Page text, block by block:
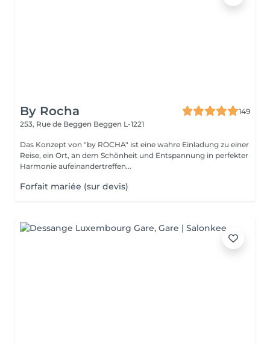
By Rocha
149
253, Rue de Beggen Beggen L-1221
Das Konzept von "by ROCHA" ist eine wahre Einladung zu einer
Reise, ein Ort, an dem Schönheit und Entspannung in perfekter
Harmonie aufeinandertreffen...
Forfait mariée (sur devis)